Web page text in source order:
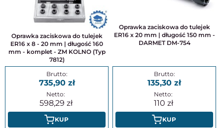
Oprawka zaciskowa do tulejek
ER16 x 8 - 20 mm | długość 160
mm - komplet - ZM KOLNO (Typ
7812)
735,90
598,29
KUP
Oprawka zaciskowa do tulejek
ER16 x 20 mm | długość 150 mm -
DARMET DM-754
135,30
110
KUP